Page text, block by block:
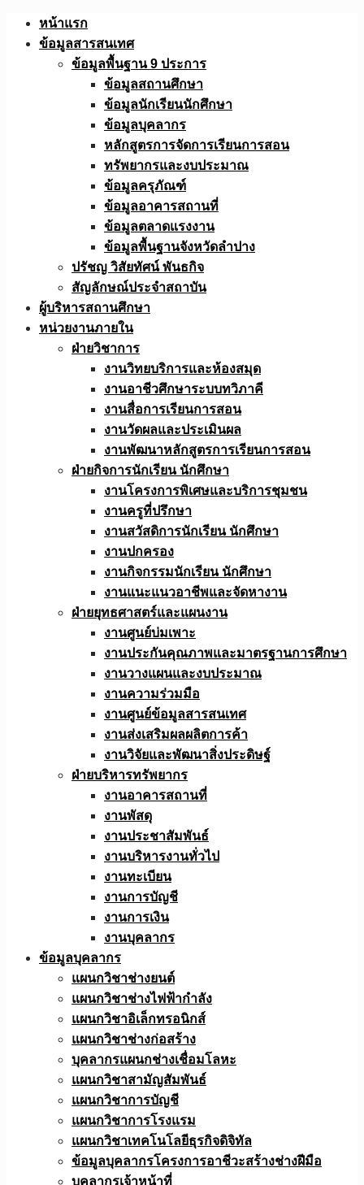
Skip
หน้าแรก
ข้อมูลสารสนเทศ
ข้อมูลพื้นฐาน 9 ประการ
ข้อมูลสถานศึกษา
ข้อมูลนักเรียนนักศึกษา
ข้อมูลบุคลากร
หลักสูตรการจัดการเรียนการสอน
ทรัพยากรและงบประมาณ
ข้อมูลครุภัณฑ์
ข้อมูลอาคารสถานที่
ข้อมูลตลาดแรงงาน
ข้อมูลพื้นฐานจังหวัดลำปาง
ปรัชญ วิสัยทัศน์ พันธกิจ
สัญลักษณ์ประจำสถาบัน
ผู้บริหารสถานศึกษา
หน่วยงานภายใน
ฝ่ายวิชาการ
งานวิทยบริการและห้องสมุด
งานอาชีวศึกษาระบบทวิภาคี
งานสื่อการเรียนการสอน
งานวัดผลและประเมินผล
งานพัฒนาหลักสูตรการเรียนการสอน
ฝ่ายกิจการนักเรียน นักศึกษา
งานโครงการพิเศษและบริการชุมชน
งานครูที่ปรึกษา
งานสวัสดิการนักเรียน นักศึกษา
งานปกครอง
งานกิจกรรมนักเรียน นักศึกษา
งานแนะแนวอาชีพและจัดหางาน
ฝ่ายยุทธศาสตร์และแผนงาน
งานศูนย์บ่มเพาะ
งานประกันคุณภาพและมาตรฐานการศึกษา
งานวางแผนและงบประมาณ
งานความร่วมมือ
งานศูนย์ข้อมูลสารสนเทศ
งานส่งเสริมผลผลิตการค้า
งานวิจัยและพัฒนาสิ่งประดิษฐ์
ฝ่ายบริหารทรัพยากร
งานอาคารสถานที่
งานพัสดุ
งานประชาสัมพันธ์
งานบริหารงานทั่วไป
งานทะเบียน
งานการบัญชี
งานการเงิน
งานบุคลากร
ข้อมูลบุคลากร
แผนกวิชาช่างยนต์
แผนกวิชาช่างไฟฟ้ากำลัง
แผนกวิชาอิเล็กทรอนิกส์
แผนกวิชาช่างก่อสร้าง
บุคลากรแผนกช่างเชื่อมโลหะ
แผนกวิชาสามัญสัมพันธ์
แผนกวิชาการบัญชี
แผนกวิชาการโรงแรม
แผนกวิชาเทคโนโลยีธุรกิจดิจิทัล
ข้อมูลบุคลากรโครงการอาชีวะสร้างช่างฝีมือ
บุคลากรเจ้าหน้าที่